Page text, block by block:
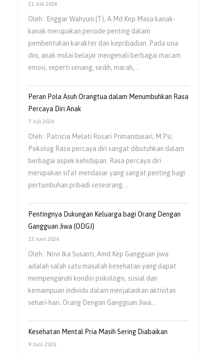
21 Juli 2026
Oleh : Enggar Wahyuni (T), A.Md.Kep Masa kanak-
kanak merupakan periode penting dalam
pembentukan karakter dan kepribadian. Pada usia
dini, anak mulai belajar mengenali berbagai macam
emosi, seperti senang, sedih, marah,…
Peran Pola Asuh Orangtua dalam Menumbuhkan Rasa
Percaya Diri Anak
7 Juli 2026
Oleh : Patricia Melati Rosari Primandasari, M.Psi,
Psikolog Rasa percaya diri sangat dibutuhkan dalam
berbagai aspek kehidupan. Rasa percaya diri
merupakan sifat mendasar yang sangat penting bagi
pertumbuhan pribadi seseorang.…
Pentingnya Dukungan Keluarga bagi Orang Dengan
Gangguan Jiwa (ODGJ)
23 Juni 2026
Oleh : Novi Ika Susanti, Amd.Kep Gangguan jiwa
adalah salah satu masalah kesehatan yang dapat
mempengaruhi kondisi psikologis, sosial dan
kemampuan individu dalam menjalankan aktivitas
sehari-hari. Orang Dengan Gangguan Jiwa…
Kesehatan Mental Pria Masih Sering Diabaikan
9 Juni 2026